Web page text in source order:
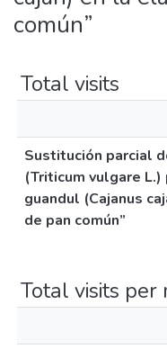
común”
Total visits
Sustitución parcial
(Triticum vulgare L.)
guandul (Cajanus
de pan común”
Total visits per